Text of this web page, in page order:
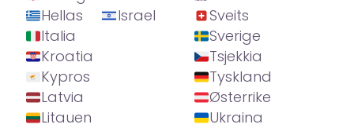
Hellas
Israel
Italia
Kroatia
Kypros
Latvia
Litauen
Sveits
Sverige
Tsjekkia
Tyskland
Østerrike
Ukraina